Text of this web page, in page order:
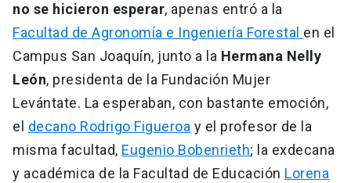
no se hicieron esperar, apenas entró a la
Facultad de Agronomía e Ingeniería Forestal en el
Campus San Joaquín, junto a la Hermana Nelly
León, presidenta de la Fundación Mujer
Levántate. La esperaban, con bastante emoción,
el decano Rodrigo Figueroa y el profesor de la
misma facultad, Eugenio Bobenrieth; la exdecana
y académica de la Facultad de Educación Lorena